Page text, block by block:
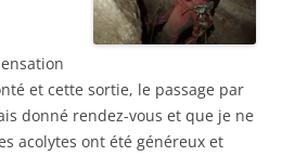
et cette sortie, le passage par
donné rendez-vous et que je ne
acolytes ont été généreux et